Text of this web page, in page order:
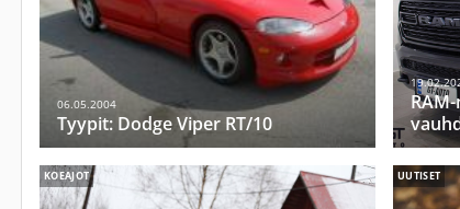
06.05.2004
Tyypit: Dodge Viper RT/10
KOEAJOT UUTISET